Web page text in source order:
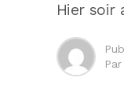
Hier soir
Par